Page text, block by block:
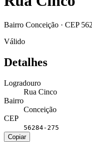
Bairro Conceição · CEP
Válido
Detalhes
Logradouro
Rua Cinco
Bairro
Conceição
CEP
56284-275
Copiar